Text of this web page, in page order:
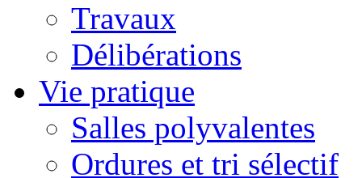
Travaux
Délibérations
Vie pratique
Salles polyvalentes
Ordures et tri sélectif